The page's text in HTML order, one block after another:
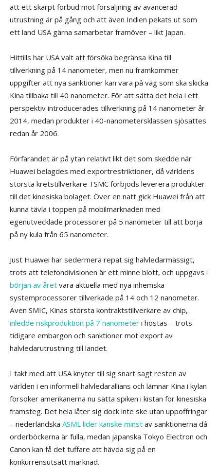
att ett skarpt förbud mot försäljning av avancerad
utrustning är på gång och att även Indien pekats ut som
ett land USA gärna samarbetar framöver – likt Japan.
Hittills har USA valt att försöka begränsa Kina till
tillverkning på 14 nanometer, men nu framkommer
uppgifter att nya sanktioner kan vara på väg som ska skicka
Kina tillbaka till 40 nanometer. För att sätta det hela i ett
perspektiv introducerades tillverkning på 14 nanometer år
2014, medan produkter i 40-nanometersklassen sjösattes
redan år 2006.
Förfarandet är på ytan relativt likt det som skedde när
Huawei belagdes med exportrestriktioner, då världens
största kretstillverkare TSMC förbjöds leverera produkter
till det kinesiska bolaget. Över en natt gick Huawei från att
kunna tävla i toppen på mobilmarknaden med
egenutvecklade processorer på 5 nanometer till att börja
på ny kula från 65 nanometer.
Just Huawei har sedermera repat sig halvledarmässigt,
trots att telefondivisionen är ett minne blott, och uppgavs i
början av året vara aktuella med nya inhemska
systemprocessorer tillverkade på 14 och 12 nanometer.
Även SMIC, Kinas största kontraktstillverkare av chip,
inledde riskproduktion på 7 nanometer i höstas – trots
tidigare embargon och sanktioner mot export av
halvledarutrustning till landet.
I takt med att USA knyter till sig snart sagt resten av
världen i en informell halvledarallians och lämnar Kina i kylan
försöker amerikanerna nu sätta spiken i kistan för kinesiska
framsteg. Det hela låter sig dock inte ske utan uppoffringar
– nederländska ASML lider kanske minst av sanktionerna då
orderböckerna är fulla, medan japanska Tokyo Electron och
Canon kan få det tuffare att hävda sig på en
konkurrensutsatt marknad.